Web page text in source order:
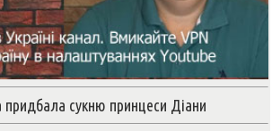
придбала сукню принцеси Діани